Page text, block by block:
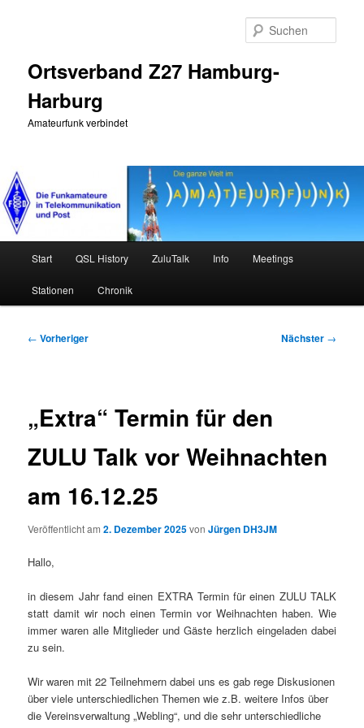
Ortsverband Z27 Hamburg-
Harburg
Amateurfunk verbindet
Start QSL History ZuluTalk Info Meetings
Stationen Chronik
Beitragsnavigation
← Vorheriger Nächster →
„Extra“ Termin für den
ZULU Talk vor Weihnachten
am 16.12.25
Veröffentlicht am2. Dezember 2025vonJürgen DH3JM
Hallo,
in diesem Jahr fand einen EXTRA Termin für einen ZULU TALK
statt damit wir noch einen Termin vor Weihnachten haben. Wie
immer waren alle Mitglieder und Gäste herzlich eingeladen dabei
zu sein.
Wir waren mit 22 Teilnehmern dabei uns es gab rege Diskusionen
über viele unterschiedlichen Themen wie z.B. weitere Infos über
die Vereinsverwaltung „Webling“, und die sehr unterschiedliche